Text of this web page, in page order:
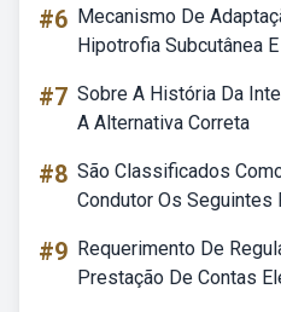
#6 Mecanismo De
Hipotrofia Subcutânea
#7 Sobre A História Da
A Alternativa Correta
#8 São Classificados
Condutor Os Seguintes
#9 Requerimento De
Prestação De Contas